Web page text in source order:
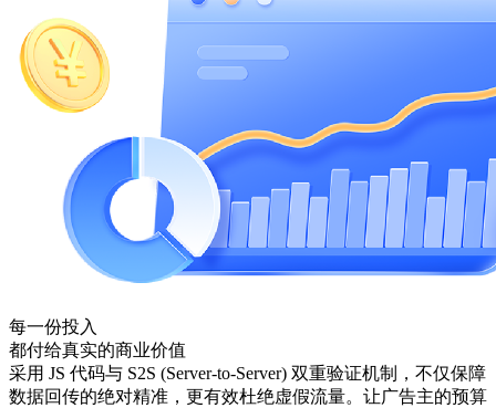
每一份投入
都付给真实的商业价值
采用 JS 代码与 S2S (Server-to-Server) 双重验证机制，不仅保障
数据回传的绝对精准，更有效杜绝虚假流量。让广告主的预算